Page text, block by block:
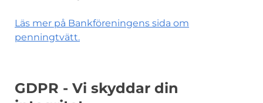
Läs mer på Bankföreningens sida om
penningtvätt.
GDPR - Vi skyddar din